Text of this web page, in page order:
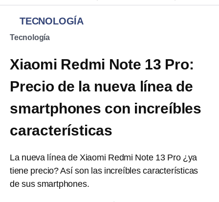
TECNOLOGÍA
Tecnología
Xiaomi Redmi Note 13 Pro:
Precio de la nueva línea de
smartphones con increíbles
características
La nueva línea de Xiaomi Redmi Note 13 Pro ¿ya
tiene precio? Así son las increíbles características
de sus smartphones.